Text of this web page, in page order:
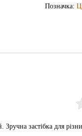
Позначка:
Зручна застібка для